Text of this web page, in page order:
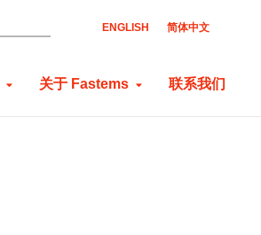
ENGLISH 简体中文
关于 Fastems 联系我们